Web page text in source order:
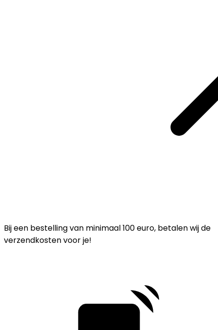
Bij een bestelling van minimaal 100 euro, betalen wij de
verzendkosten voor je!